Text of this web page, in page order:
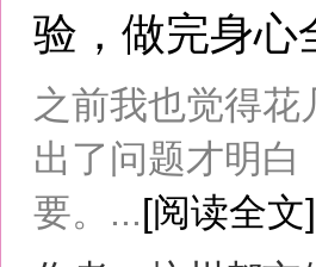
出了问题才明白，
要。...
[阅读全文]
作者：杭州都市体验
杭州丝足SPA：
杭州养生SPA按摩